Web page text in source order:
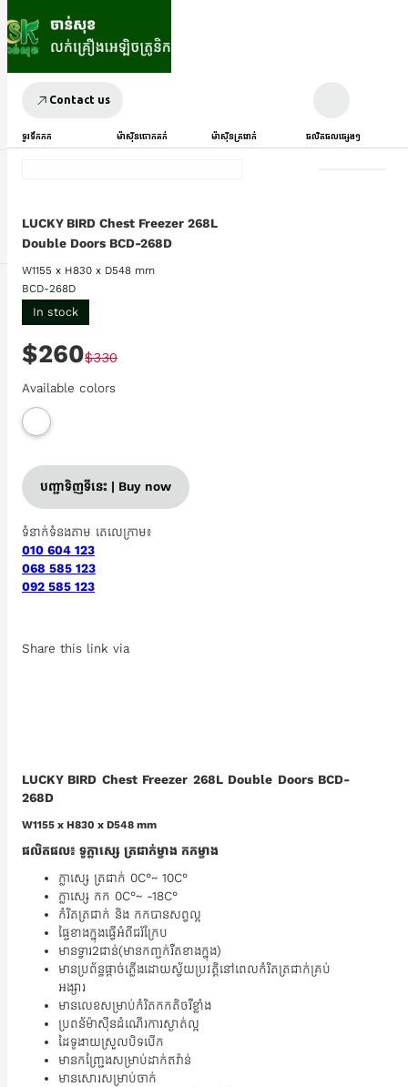
Contact us
ទូរទឹកកក ម៉ាស៊ីនបោកគក់ ម៉ាស៊ីនត្រជាក់ ផលិតផលផ្សេងៗ
LUCKY BIRD Chest Freezer 268L
Double Doors BCD-268D
W1155 x H830 x D548 mm
BCD-268D
In stock
$260$330
Available colors
បញ្ជាទិញទីនេះ | Buy now
ទំនាក់ទំនងតាម តេលេក្រាម៖
010 604 123
068 585 123
092 585 123
Share this link via
LUCKY BIRD Chest Freezer 268L Double Doors BCD-
268D
W1155 x H830 x D548 mm
ផលិតផល៖ ទូក្លាស្សេ ត្រជាក់ម្ខាង កកម្ខាង
ក្លាស្សេ ត្រជាក់ 0C°~ 10C°
ក្លាស្សេ កក 0C°~ -18C°
កំរិតត្រជាក់ និង កកបានសព្វល្អ
ផៃ្ទខាងក្នុងធ្វើអំពីជរ័ក្រែប
មានទ្វារ2ជាន់(មានកញ្ចក់រឺតខាងក្នុង)
មានប្រព័ន្ធផ្តាច់ភ្លើងដោយស្វ័យប្រវត្តិនៅពេលកំរិតត្រជាក់គ្រប់
អង្សារ
មានលេខសម្រាប់កំរិតកកតិចរឺខ្លាំង
ប្រពន័ម៉ាស៊ីនដំណើរការស្ងាត់ល្អ
ដៃទូងាយស្រួលបិទបើក
មានកញ្ជ្រែងសម្រាប់ដាក់ឥវ៉ាន់
មានសោរសម្រាប់ចាក់